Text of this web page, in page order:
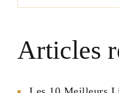
Articles